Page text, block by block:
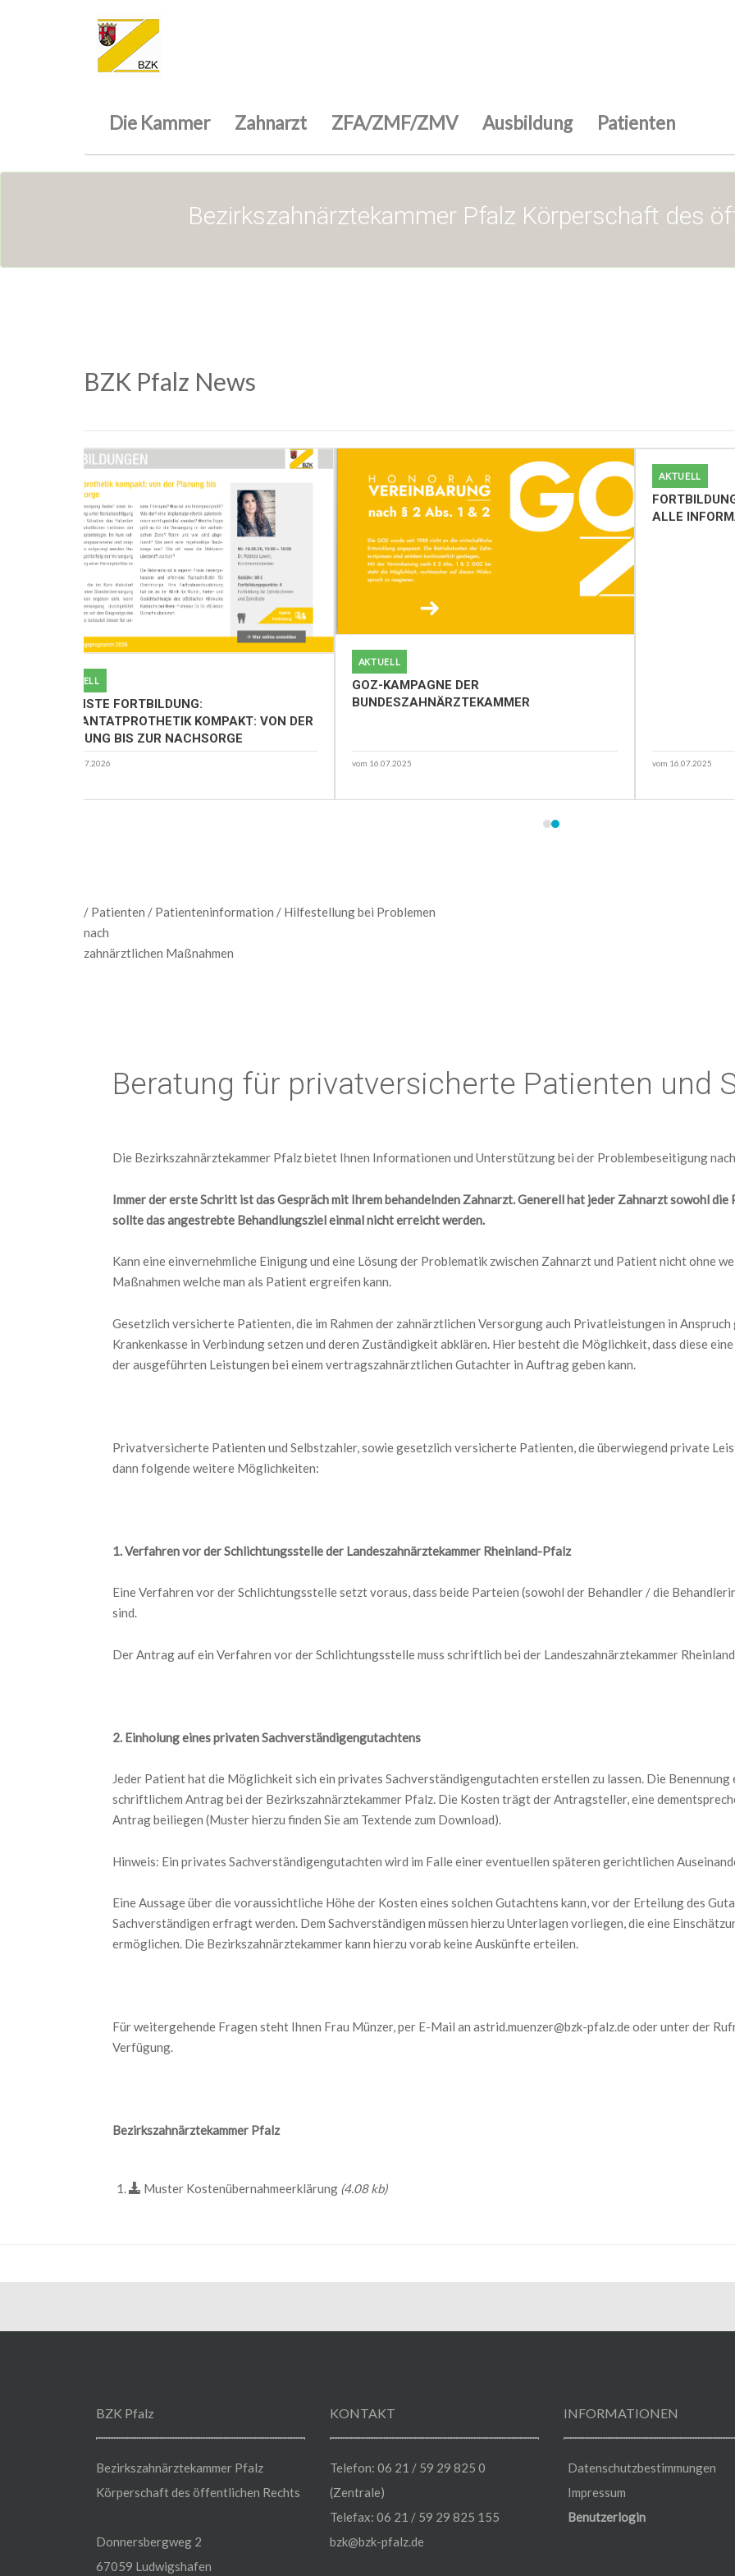
Die Kammer Zahnarzt ZFA/ZMF/ZMV Ausbildung Patienten
Bezirkszahnärztekammer Pfalz Körperschaft des
BZK Pfalz News
AKTUELL
NÄCHSTE FORTBILDUNG:
IMPLANTATPROTHETIK KOMPAKT: VON DER
PLANUNG BIS ZUR NACHSORGE
vom 22.07.2026
AKTUELL
GOZ-KAMPAGNE DER
BUNDESZAHNÄRZTEKAMMER
vom 16.07.2025 vom 16.07.2025
/ Patienten / Patienteninformation / Hilfestellung bei Problemen
nach
zahnärztlichen Maßnahmen
Beratung für privatversicherte Patienten und
Die Bezirkszahnärztekammer Pfalz bietet Ihnen Informationen und Unterstützung bei der Problembeseitigung
Immer der erste Schritt ist das Gespräch mit Ihrem behandelnden Zahnarzt. Generell hat jeder Zahnarzt sowohl
sollte das angestrebte Behandlungsziel einmal nicht erreicht werden.
Kann eine einvernehmliche Einigung und eine Lösung der Problematik zwischen Zahnarzt und Patient nicht ohne
Maßnahmen welche man als Patient ergreifen kann.
Gesetzlich versicherte Patienten, die im Rahmen der zahnärztlichen Versorgung auch Privatleistungen in
Krankenkasse in Verbindung setzen und deren Zuständigkeit abklären. Hier besteht die Möglichkeit, dass diese
der ausgeführten Leistungen bei einem vertragszahnärztlichen Gutachter in Auftrag geben kann.
Privatversicherte Patienten und Selbstzahler, sowie gesetzlich versicherte Patienten, die überwiegend private
dann folgende weitere Möglichkeiten:
1. Verfahren vor der Schlichtungsstelle der Landeszahnärztekammer Rheinland-Pfalz
Eine Verfahren vor der Schlichtungsstelle setzt voraus, dass beide Parteien (sowohl der Behandler / die
sind.
Der Antrag auf ein Verfahren vor der Schlichtungsstelle muss schriftlich bei der Landeszahnärztekammer
2. Einholung eines privaten Sachverständigengutachtens
Jeder Patient hat die Möglichkeit sich ein privates Sachverständigengutachten erstellen zu lassen. Die
schriftlichem Antrag bei der Bezirkszahnärztekammer Pfalz. Die Kosten trägt der Antragsteller, eine
Antrag beiliegen (Muster hierzu finden Sie am Textende zum Download).
Hinweis: Ein privates Sachverständigengutachten wird im Falle einer eventuellen späteren gerichtlichen
Eine Aussage über die voraussichtliche Höhe der Kosten eines solchen Gutachtens kann, vor der Erteilung des
Sachverständigen erfragt werden. Dem Sachverständigen müssen hierzu Unterlagen vorliegen, die eine
ermöglichen. Die Bezirkszahnärztekammer kann hierzu vorab keine Auskünfte erteilen.
Für weitergehende Fragen steht Ihnen Frau Münzer, per E-Mail an astrid.muenzer@bzk-pfalz.de oder unter der
Verfügung.
Bezirkszahnärztekammer Pfalz
Muster Kostenübernahmeerklärung (4.08 kb)
BZK Pfalz
Bezirkszahnärztekammer Pfalz
Körperschaft des öffentlichen Rechts
Donnersbergweg 2
67059 Ludwigshafen
KONTAKT
Telefon: 06 21 / 59 29 825 0
(Zentrale)
Telefax: 06 21 / 59 29 825 155
bzk@bzk-pfalz.de
INFORMATIONEN
Datenschutzbestimmungen
Impressum
Benutzerlogin